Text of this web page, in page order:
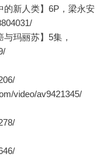
新人类】6P，梁永安
玛丽苏】5集，
video/av9421345/